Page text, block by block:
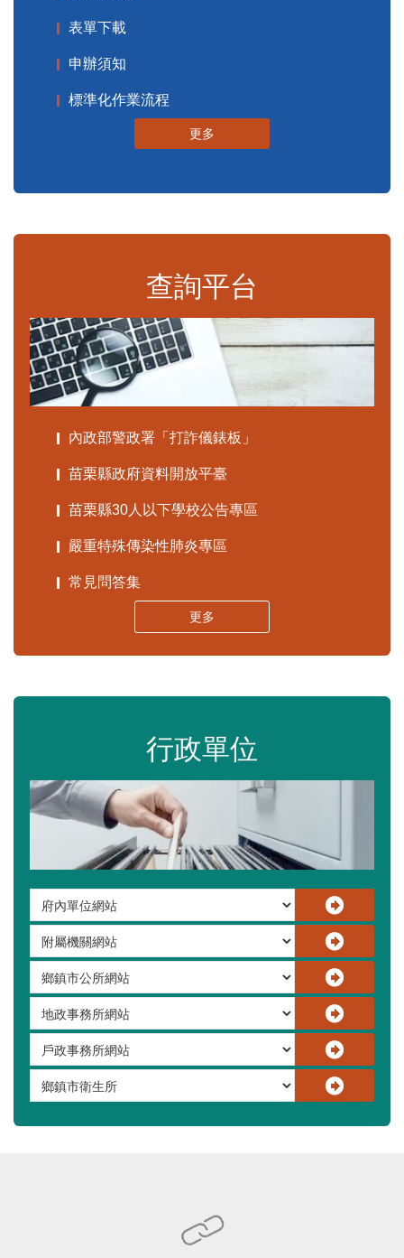
表單下載
申辦須知
標準化作業流程
更多
查詢平台
內政部警政署「打詐儀錶板」
苗栗縣政府資料開放平臺
苗栗縣30人以下學校公告專區
嚴重特殊傳染性肺炎專區
常見問答集
更多
行政單位